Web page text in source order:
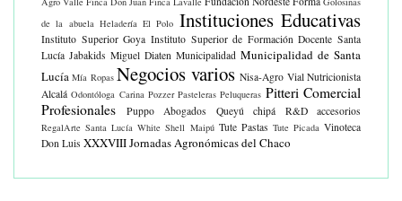
de la abuela Heladería El Polo Instituciones Educativas
Instituto Superior Goya Instituto Superior de Formación Docente Santa
Lucía Jabakids Miguel Diaten Municipalidad Municipalidad de Santa
Lucía Mía Ropas Negocios varios Nisa-Agro Vial Nutricionista
Alcalá Odontóloga Carina Pozzer Pasteleras Peluqueras Pitteri Comercial
Profesionales
Puppo Abogados Queyú chipá R&D accesorios
RegalArte Santa Lucía White Shell Maipú Tute Pastas Tute Picada Vinoteca
Don Luis XXXVIII Jornadas Agronómicas del Chaco